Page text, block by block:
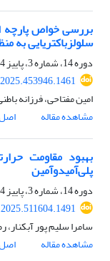
بررسی خواص پارچه
سلولزباکتریایی به
دوره 14، شماره 3، پاییز 1404، صفحه
امین مفتاحی، فرزانه
مشاهده مقاله
بهبود مقاومت
پلی‌آمیدوآمین
دوره 14، شماره 3، پاییز 1404، صفحه
سامرا سلیم پور
مشاهده مقاله